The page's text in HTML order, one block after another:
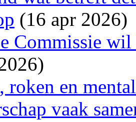
(16 apr 2026)
Commissie
en
vaak